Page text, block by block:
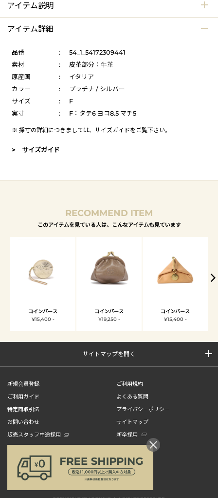
アイテム説明
アイテム詳細
品番 :
54_1_54172309441
素材
:
皮革部分：牛革
原産国
:
イタリア
カラー
:
プラチナ / シルバー
サイズ
:
F
実寸
: F：タテ6 ヨコ8.5 マチ5
※ 採寸の詳細につきましては、 サイズガイドをご覧下さい。
> サイズガイド
RECOMMEND ITEM
このアイテムを見ている人は、こんなアイテムも見ています
コインパース
¥15,400 -
コインパース
¥19,250 -
コインパース
¥15,400 -
サイトマップを開く
新規会員登録
ご利用規約
ご利用ガイド
よくある質問
特定商取引法
プライバシーポリシー
お問い合わせ
サイトマップ
販売スタッフ中途採用
新卒採用